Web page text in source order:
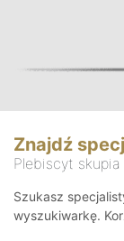
Znajdź
Plebiscyt
Szukasz
wyszukiwarkę.